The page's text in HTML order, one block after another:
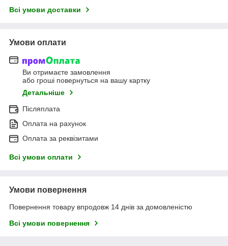
Всі умови доставки
Умови оплати
Ви отримаєте замовлення
або гроші повернуться на вашу картку
Детальніше
Післяплата
Оплата на рахунок
Оплата за реквізитами
Всі умови оплати
Умови повернення
Повернення товару впродовж 14 днів за домовленістю
Всі умови повернення